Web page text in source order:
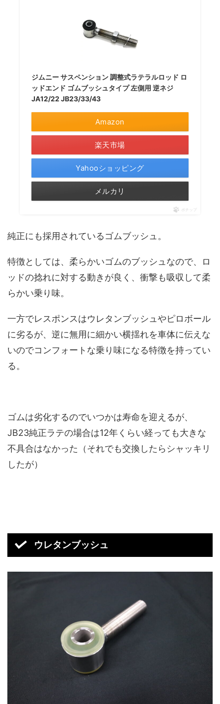
ジムニー サスペンション 調整式ラテラルロッド ロ
ッドエンド ゴムブッシュタイプ 左側用 逆ネジ
JA12/22 JB23/33/43
Amazon
楽天市場
Yahooショッピング
メルカリ
ポチップ
純正にも採用されているゴムブッシュ。
特徴としては、柔らかいゴムのブッシュなので、ロ
ッドの捻れに対する動きが良く、衝撃も吸収して柔
らかい乗り味。
一方でレスポンスはウレタンブッシュやピロボール
に劣るが、逆に無用に細かい横揺れを車体に伝えな
いのでコンフォートな乗り味になる特徴を持ってい
る。
ゴムは劣化するのでいつかは寿命を迎えるが、
JB23純正ラテの場合は12年くらい経っても大きな
不具合はなかった（それでも交換したらシャッキリ
したが）
ウレタンブッシュ